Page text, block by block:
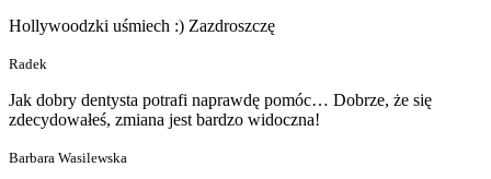
Hollywoodzki uśmiech :) Zazdroszczę
Radek
Jak dobry dentysta potrafi naprawdę pomóc… Dobrze, że się
zdecydowałeś, zmiana jest bardzo widoczna!
Barbara Wasilewska